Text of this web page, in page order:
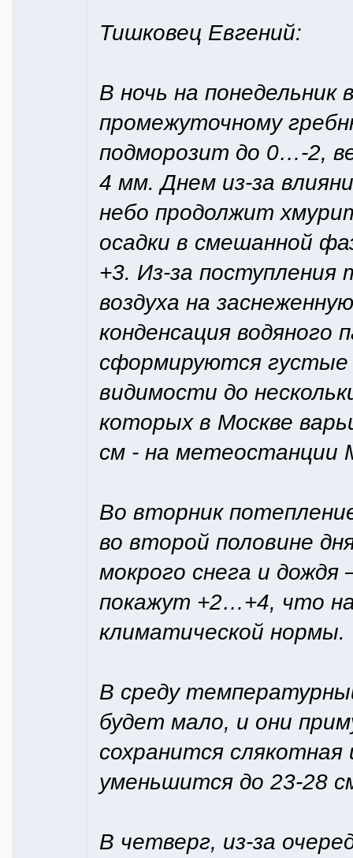
Тишковец Евгений:
В ночь на понедельник
промежуточному
подморозит до 0…-2,
4 мм. Днем из-за
небо продолжит
осадки в смешанной
+3. Из-за поступления
воздуха на
конденсация
сформируются
видимости до
которых в Москве
см - на метеостанции
Во вторник
во второй половине
мокрого снега и
покажут +2…+4, что
климатической нормы.
В среду
будет мало, и они
сохранится
уменьшится до 23-28
В четверг, из-за